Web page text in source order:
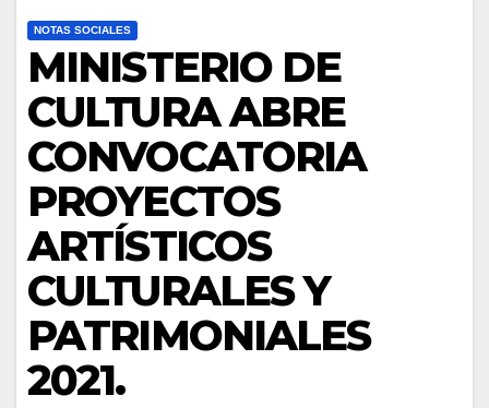
NOTAS SOCIALES
MINISTERIO DE
CULTURA ABRE
CONVOCATORIA
PROYECTOS
ARTÍSTICOS
CULTURALES Y
PATRIMONIALES
2021.